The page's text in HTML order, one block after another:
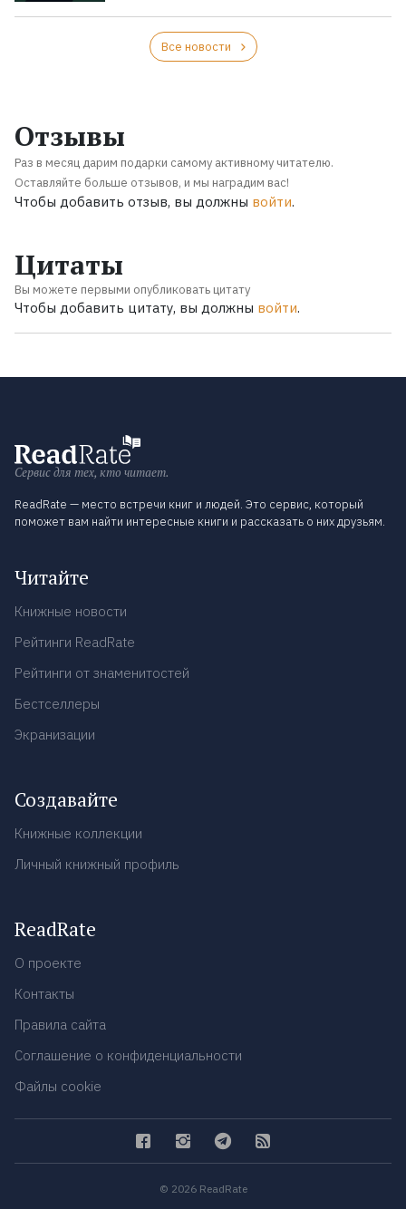
Все новости
Отзывы
Раз в месяц дарим подарки самому активному читателю.
Оставляйте больше отзывов, и мы наградим вас!
Чтобы добавить отзыв, вы должны войти.
Цитаты
Вы можете первыми опубликовать цитату
Чтобы добавить цитату, вы должны войти.
Сервис для тех, кто читает.
ReadRate — место встречи книг и людей. Это сервис, который
поможет вам найти интересные книги и рассказать о них друзьям.
Читайте
Книжные новости
Рейтинги ReadRate
Рейтинги от знаменитостей
Бестселлеры
Экранизации
Создавайте
Книжные коллекции
Личный книжный профиль
ReadRate
О проекте
Контакты
Правила сайта
Соглашение о конфиденциальности
Файлы cookie
© 2026 ReadRate